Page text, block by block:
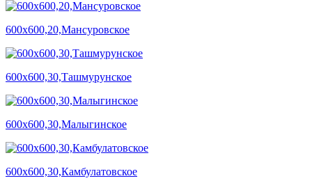
600х600,20,Мансуровское
600х600,30,Ташмурунское
600х600,30,Малыгинское
600х600,30,Камбулатовское